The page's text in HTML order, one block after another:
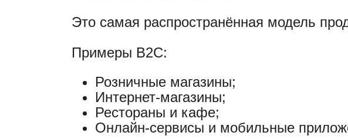
Это самая распространённая модель
Примеры B2C:
Розничные магазины;
Интернет-магазины;
Рестораны и кафе;
Онлайн-сервисы и мобильные